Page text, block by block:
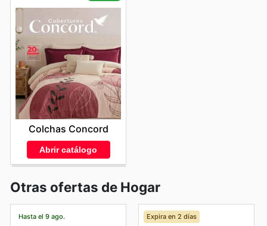
Colchas Concord
Abrir catálogo
Otras ofertas de Hogar
Hasta el 9 ago. Expira en 2 días